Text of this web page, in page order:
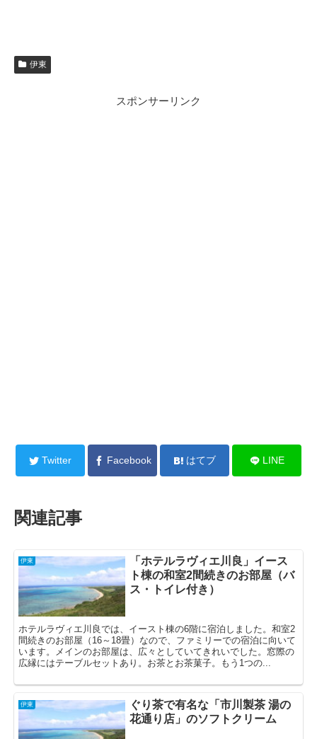
伊東
スポンサーリンク
Twitter Facebook はてブ LINE
関連記事
伊東
「ホテルラヴィエ川良」イース
ト棟の和室2間続きのお部屋（バ
ス・トイレ付き）
ホテルラヴィエ川良では、イースト棟の6階に宿泊しました。和室2
間続きのお部屋（16～18畳）なので、ファミリーでの宿泊に向いて
います。メインのお部屋は、広々としていてきれいでした。窓際の
広縁にはテーブルセットあり。お茶とお茶菓子。もう1つの...
伊東
ぐり茶で有名な「市川製茶 湯の
花通り店」のソフトクリーム